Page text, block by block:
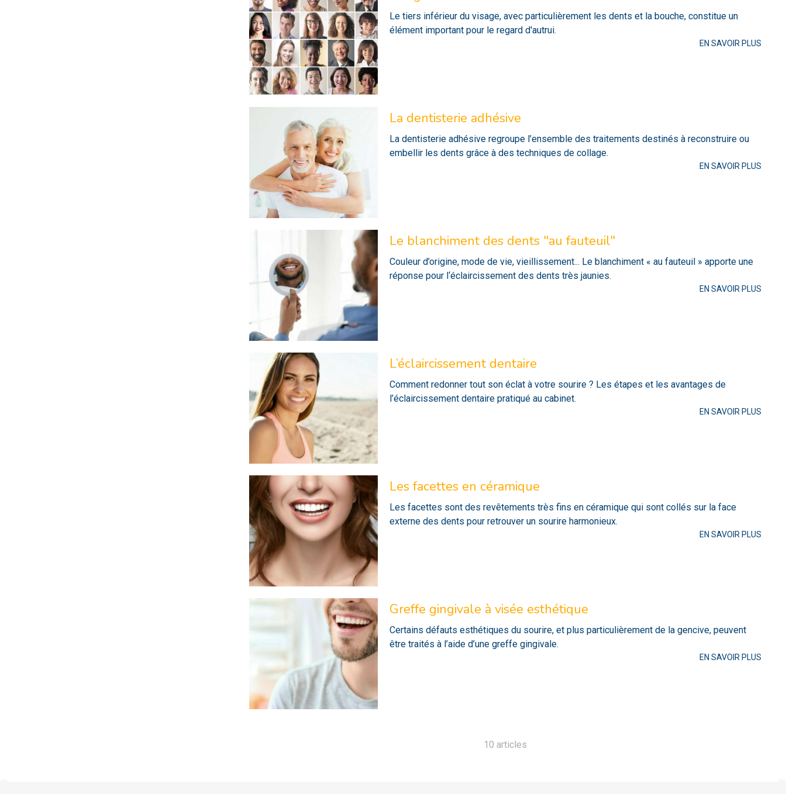
Le tiers inférieur du visage, avec particulièrement les dents et la bouche, constitue un
élément important pour le regard d'autrui.
EN SAVOIR PLUS
La dentisterie adhésive
La dentisterie adhésive regroupe l’ensemble des traitements destinés à reconstruire ou
embellir les dents grâce à des techniques de collage.
EN SAVOIR PLUS
Le blanchiment des dents "au fauteuil"
Couleur d’origine, mode de vie, vieillissement... Le blanchiment « au fauteuil » apporte une
réponse pour l‘éclaircissement des dents très jaunies.
EN SAVOIR PLUS
L’éclaircissement dentaire
Comment redonner tout son éclat à votre sourire ? Les étapes et les avantages de
l’éclaircissement dentaire pratiqué au cabinet.
EN SAVOIR PLUS
Les facettes en céramique
Les facettes sont des revêtements très fins en céramique qui sont collés sur la face
externe des dents pour retrouver un sourire harmonieux.
EN SAVOIR PLUS
Greffe gingivale à visée esthétique
Certains défauts esthétiques du sourire, et plus particulièrement de la gencive, peuvent
être traités à l’aide d’une greffe gingivale.
EN SAVOIR PLUS
10 articles